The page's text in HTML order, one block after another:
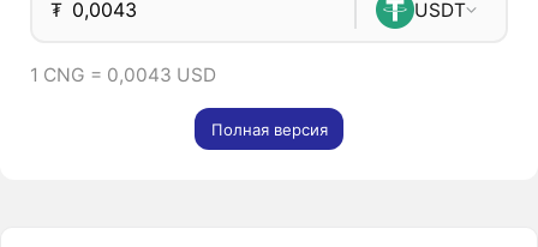
₮ USDT
1 CNG = 0,0043 USD
Полная версия